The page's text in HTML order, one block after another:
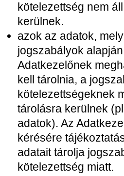
kötelezettség nem
kerülnek.
azok az adatok,
jogszabályok
Adatkezelőnek
kell tárolnia, a
kötelezettségeknek
tárolásra kerülnek
adatok). Az
kérésére
adatait tárolja
kötelezettség miatt.